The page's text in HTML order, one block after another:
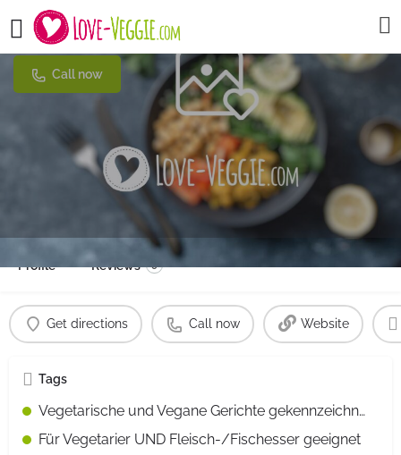
VG Biomarkt Dresden-Mitte
Call now
Profile Reviews 0
Get directions Call now Website
Tags
Vegetarische und Vegane Gerichte gekennzeichnet
Für Vegetarier UND Fleisch-/Fischesser geeignet